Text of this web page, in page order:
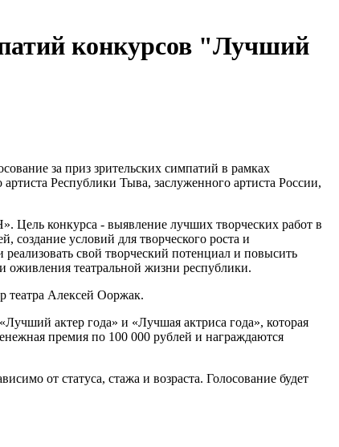
конкурсов "Лучший
за приз зрительских симпатий в рамках
Республики Тыва, заслуженного артиста России,
конкурса - выявление лучших творческих работ в
создание условий для творческого роста и
свой творческий потенциал и повысить
оживления театральной жизни республики.
театра Алексей Ооржак.
актер года» и «Лучшая актриса года», которая
премия по 100 000 рублей и награждаются
от статуса, стажа и возраста. Голосование будет